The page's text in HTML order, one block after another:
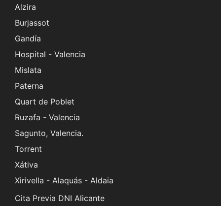
Alzira
Burjassot
Gandía
Hospital - Valencia
Mislata
Paterna
Quart de Poblet
Ruzafa - Valencia
Sagunto, Valencia.
Torrent
Xátiva
Xirivella - Alaquás - Aldaia
Cita Previa DNI Alicante